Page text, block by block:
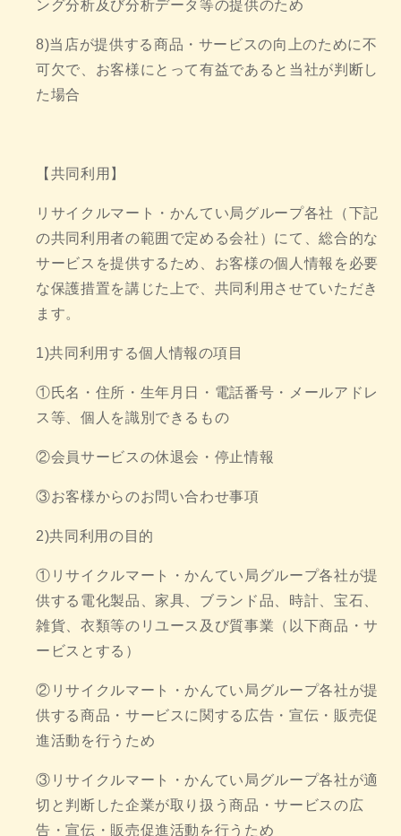
ング分析及び分析データ等の提供のため
8)当店が提供する商品・サービスの向上のために不
可欠で、お客様にとって有益であると当社が判断し
た場合
【共同利用】
リサイクルマート・かんてい局グループ各社（下記
の共同利用者の範囲で定める会社）にて、総合的な
サービスを提供するため、お客様の個人情報を必要
な保護措置を講じた上で、共同利用させていただき
ます。
1)共同利用する個人情報の項目
①氏名・住所・生年月日・電話番号・メールアドレ
ス等、個人を識別できるもの
②会員サービスの休退会・停止情報
③お客様からのお問い合わせ事項
2)共同利用の目的
①リサイクルマート・かんてい局グループ各社が提
供する電化製品、家具、ブランド品、時計、宝石、
雑貨、衣類等のリユース及び質事業（以下商品・サ
ービスとする）
②リサイクルマート・かんてい局グループ各社が提
供する商品・サービスに関する広告・宣伝・販売促
進活動を行うため
③リサイクルマート・かんてい局グループ各社が適
切と判断した企業が取り扱う商品・サービスの広
告・宣伝・販売促進活動を行うため